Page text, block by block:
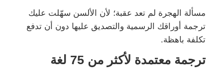
مسألة الهجرة لم تعد عقبة؛ لأن الألسن سهّلت عليك
ترجمة أوراقك الرسمية والتصديق عليها دون أن تدفع
تكلفة باهظة.
ترجمة معتمدة لأكثر من 75 لغة